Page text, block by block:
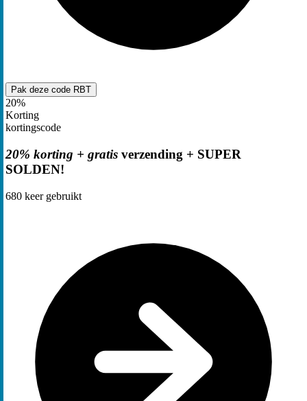
Pak deze code RBT
20%
Korting
kortingscode
20% korting + gratis verzending + SUPER
SOLDEN!
680 keer gebruikt